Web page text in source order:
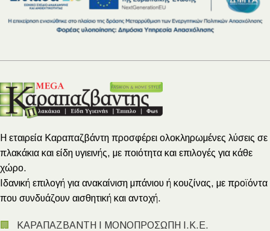
Η εταιρεία Καραπαζβάντη προσφέρει ολοκληρωμένες λύσεις σε
πλακάκια και είδη υγιεινής, με ποιότητα και επιλογές για κάθε
χώρο.
Ιδανική επιλογή για ανακαίνιση μπάνιου ή κουζίνας, με προϊόντα
που συνδυάζουν αισθητική και αντοχή.
🏢 ΚΑΡΑΠΑΖΒΑΝΤΗ Ι ΜΟΝΟΠΡΟΣΩΠΗ Ι.Κ.Ε.